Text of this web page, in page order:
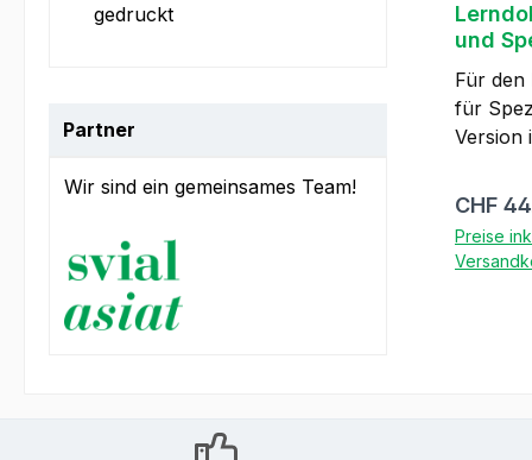
gedruckt
Partner
Wir sind ein gemeinsames Team!
und
Für den
für
Version
Auflage
CHF
Preise